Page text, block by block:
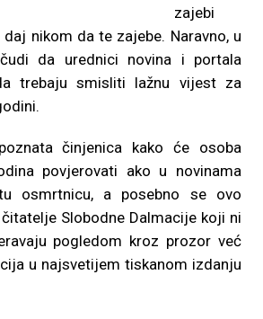
zajebi
nikom da te zajebe. Naravno, u
da urednici novina i portala
trebaju smisliti lažnu vijest za
činjenica kako će osoba
povjerovati ako u novinama
osmrtnicu, a posebno se ovo
Slobodne Dalmacije koji ni
pogledom kroz prozor već
u najsvetijem tiskanom izdanju